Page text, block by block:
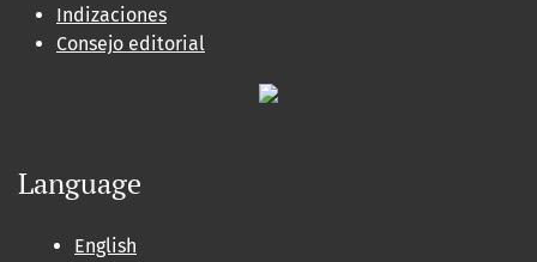
Indizaciones
Consejo editorial
Language
English